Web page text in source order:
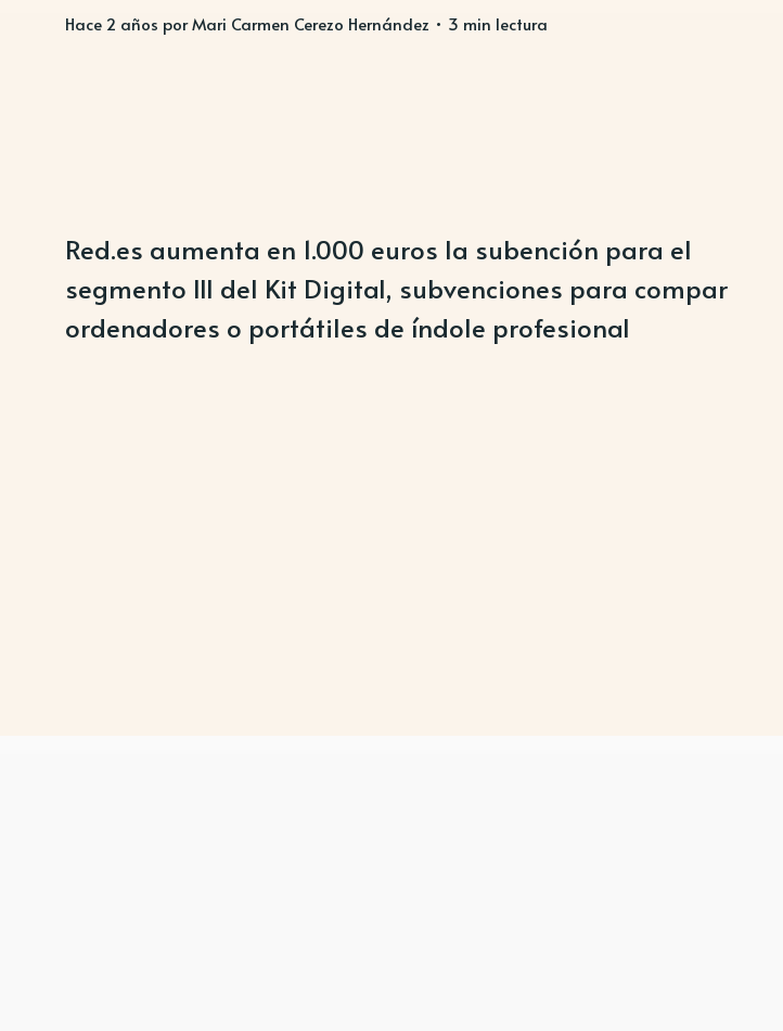
hace 2 años por Mari Carmen Cerezo Hernández • 3 min lectura
Red.es aumenta en 1.000 euros la subención para el
segmento III del Kit Digital, subvenciones para compar
ordenadores o portátiles de índole profesional